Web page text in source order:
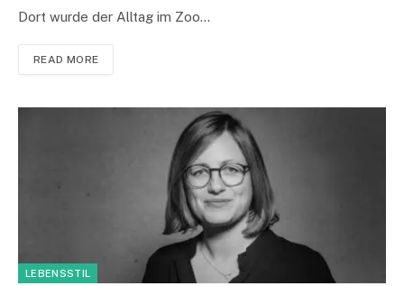
Dort wurde der Alltag im Zoo…
READ MORE
LEBENSSTIL